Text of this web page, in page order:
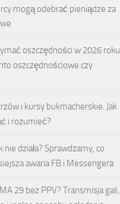
mogą odebrać pieniądze za
oszczędności w 2026 roku
oszczędnościowe czy
i kursy bukmacherskie. Jak
i rozumieć?
nie działa? Sprawdzamy, co
awaria FB i Messengera
29 bez PPV? Transmisja gali,